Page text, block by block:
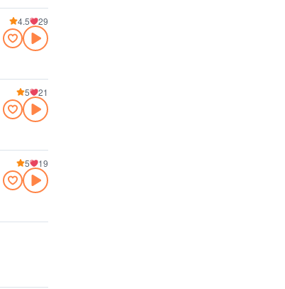
4.5 29
5 21
5 19